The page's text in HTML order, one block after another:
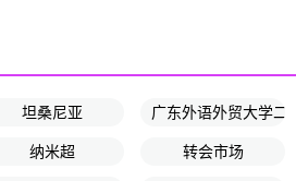
坦桑尼亚 广东外语外贸大学二
纳米超 转会市场